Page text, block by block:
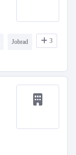
Jobrad 3